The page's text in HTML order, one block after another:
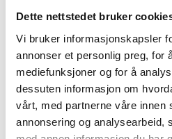
Dette nettstedet bruker
Vi bruker informasjonskapsler
annonser et personlig preg, for
mediefunksjoner og for å
dessuten informasjon om
vårt, med partnerne våre innen
annonsering og analysearbeid,
i konstant endring. Mange
dessverre stor usikkerhet
hverdagen til oss alle er
den var i går.
vi ikke vet om
Les mer